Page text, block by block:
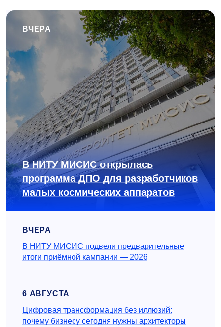
ВЧЕРА
В НИТУ МИСИС открылась
программа ДПО для разработчиков
малых космических аппаратов
ВЧЕРА
В НИТУ МИСИС подвели предварительные
итоги приёмной кампании — 2026
6 АВГУСТА
Цифровая трансформация без иллюзий:
почему бизнесу сегодня нужны архитекторы